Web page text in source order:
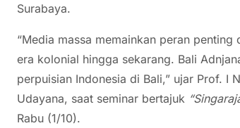
Surabaya.
“Media massa memainkan peran
era kolonial hingga sekarang. Bali
perpuisian Indonesia di Bali,” ujar Prof. I
Udayana, saat seminar bertajuk
Rabu (1/10).